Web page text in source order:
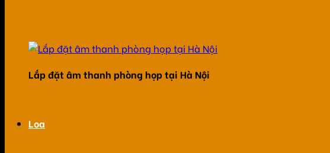
Lắp đặt âm thanh phòng họp tại Hà Nội
Loa